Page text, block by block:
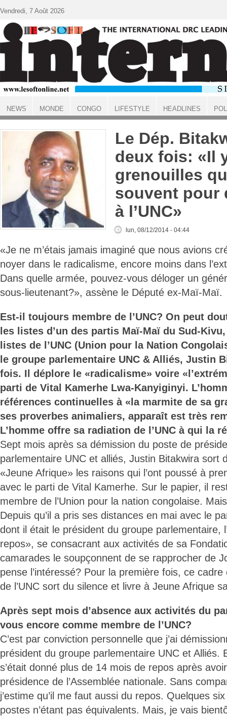
ACCUEIL
Le Dép.
deux fois: «Il
grenouilles
souvent pour
à l’UNC»
lun, 08/12/2014 - 04:44
«Je ne m’étais jamais imaginé que nous avions
noyer dans le radicalisme, encore moins dans
Dans quelle armée, pouvez-vous déloger un
sous-lieutenant?», assène le Député ex-Maï-Maï.
Est-il toujours membre de l’UNC? On peut
les listes d’un des partis Maï-Maï du Sud-
listes de l’UNC (Union pour la Nation
le groupe parlementaire UNC & Alliés, Justin
fois. Il déplore le «radicalisme» voire
parti de Vital Kamerhe Lwa-Kanyiginyi.
références continuelles à «la marmite de sa
ses proverbes animaliers, apparaît est très
L’homme offre sa radiation de l’UNC à qui la
Sept mois après sa démission du poste de
parlementaire UNC et alliés, Justin Bitakwira sort
«Jeune Afrique» les raisons qui l’ont poussé à
avec le parti de Vital Kamerhe. Sur le papier, il
membre de l’Union pour la nation congolaise.
Depuis qu’il a pris ses distances en mai avec le
dont il était le président du groupe parlementaire,
repos», se consacrant aux activités de sa
camarades le soupçonnent de se rapprocher de
pense l’intéressé? Pour la première fois, ce
de l’UNC sort du silence et livre à Jeune Afrique
Après sept mois d’absence aux activités du
vous encore comme membre de l’UNC?
C’est par conviction personnelle que j’ai
président du groupe parlementaire UNC et Alliés.
s’était donné plus de 14 mois de repos après
présidence de l’Assemblée nationale. Sans
j’estime qu’il me faut aussi du repos. Quelques
postes n’étant pas équivalents. Mais, je vais
Vendredi, 7 Août 2026
NEWS MONDE CONGO LIFESTYLE HEADLINES